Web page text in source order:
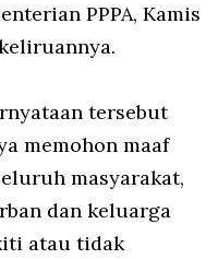
PPPA, Kamis
tersebut
memohon maaf
masyarakat,
dan keluarga
atau tidak